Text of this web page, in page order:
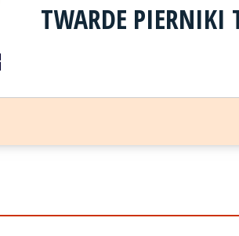
TWARDE PIERNIKI